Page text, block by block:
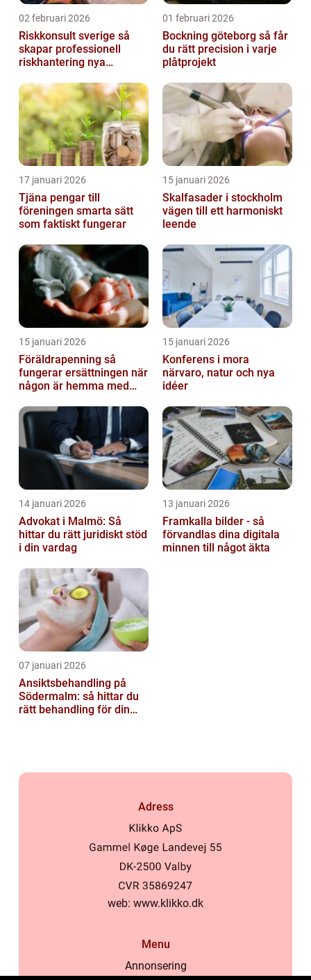
02 februari 2026
Riskkonsult sverige så
skapar professionell
riskhantering nya
01 februari 2026
Bockning göteborg så får
du rätt precision i varje
plåtprojekt
17 januari 2026
Tjäna pengar till
föreningen smarta sätt
som faktiskt fungerar
15 januari 2026
Skalfasader i stockholm
vägen till ett harmoniskt
leende
15 januari 2026
Föräldrapenning så
fungerar ersättningen när
någon är hemma med
15 januari 2026
Konferens i mora
närvaro, natur och nya
idéer
14 januari 2026
Advokat i Malmö: Så
hittar du rätt juridiskt stöd
i din vardag
13 januari 2026
Framkalla bilder - så
förvandlas dina digitala
minnen till något äkta
07 januari 2026
Ansiktsbehandling på
Södermalm: så hittar du
rätt behandling för din
Adress
web: www.klikko.dk
Menu
Annonsering